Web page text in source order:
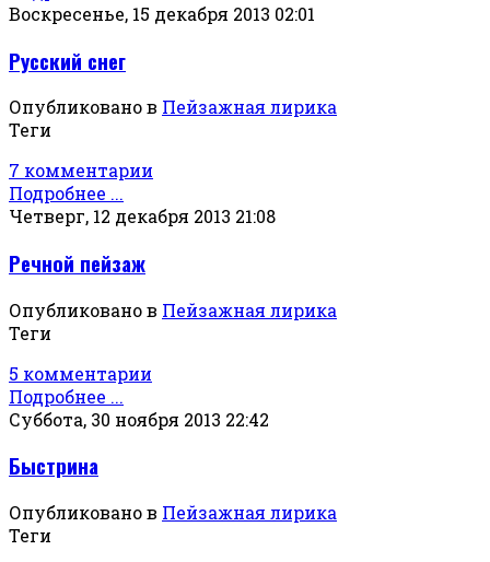
Воскресенье, 15 декабря 2013 02:01
Русский снег
Опубликовано в Пейзажная лирика
Теги
7 комментарии
Подробнее ...
Четверг, 12 декабря 2013 21:08
Речной пейзаж
Опубликовано в Пейзажная лирика
Теги
5 комментарии
Подробнее ...
Суббота, 30 ноября 2013 22:42
Быстрина
Опубликовано в Пейзажная лирика
Теги